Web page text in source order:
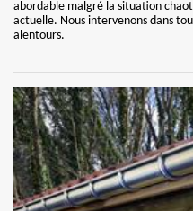
abordable malgré la situation
actuelle. Nous intervenons dans
alentours.